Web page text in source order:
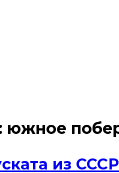
южное
из СССР